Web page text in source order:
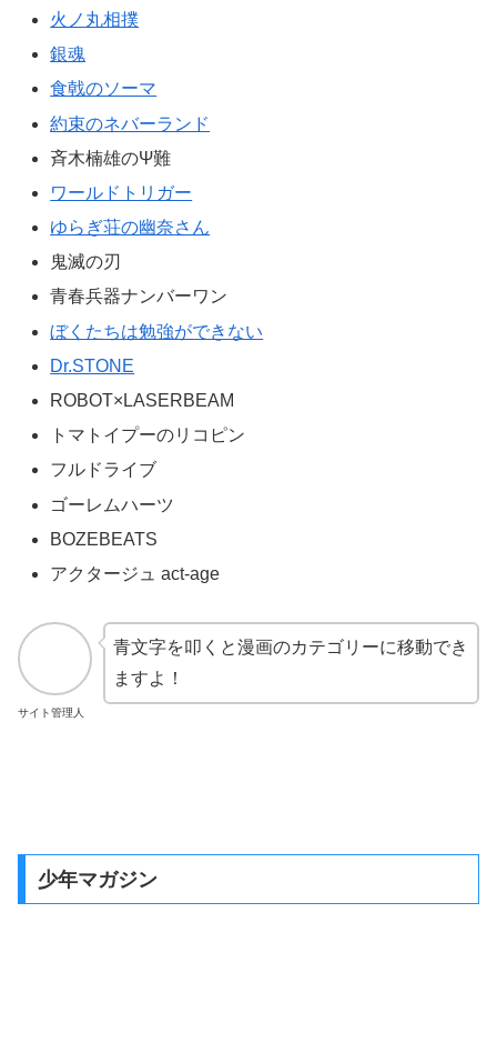
火ノ丸相撲
銀魂
食戟のソーマ
約束のネバーランド
斉木楠雄のΨ難
ワールドトリガー
ゆらぎ荘の幽奈さん
鬼滅の刃
青春兵器ナンバーワン
ぼくたちは勉強ができない
Dr.STONE
ROBOT×LASERBEAM
トマトイプーのリコピン
フルドライブ
ゴーレムハーツ
BOZEBEATS
アクタージュ act-age
サイト管理人
青文字を叩くと漫画のカテゴリーに移動でき
ますよ！
少年マガジン